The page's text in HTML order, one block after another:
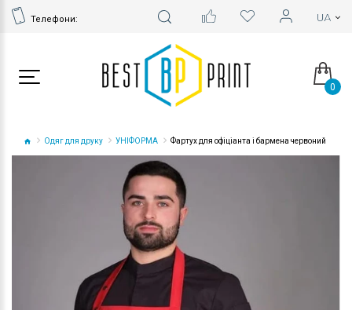
Телефони:
0
Одяг для друку УНІФОРМА Фартух для офіціанта і бармена червоний